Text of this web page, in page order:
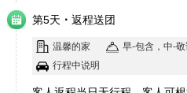
第5天 · 返程送团
温馨的家
早-包含，中-
行程中说明